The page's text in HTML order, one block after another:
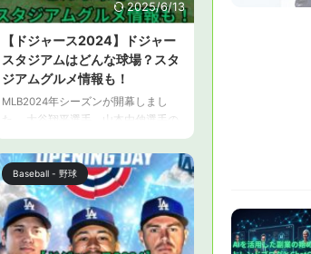
欧州シリーズの情報と、現地観戦の
ためのチケットやツアーの情報をお
伝えします。 【MLB2024】欧州シ
リーズ開催球場はロンドンのどこ？
MLBワ ...
2025/6/13
【ドジャース2024】ドジャー
スタジアムはどんな球場？スタ
ジアムグルメ情報も！
MLB2024年シーズンが開幕しまし
た。 大谷翔平選手、山本由伸選手の
加入で、今シーズンはドジャースタ
ジアムでの観戦するファンも多いの
ではないでしょうか。 この記事で
は、ドジャースタジアムはどのよう
な球場なのかを解説します。また、
日本ではおなじみのあのお店が新た
に出店した、スタジアムグルメ情報
Baseball - 野球